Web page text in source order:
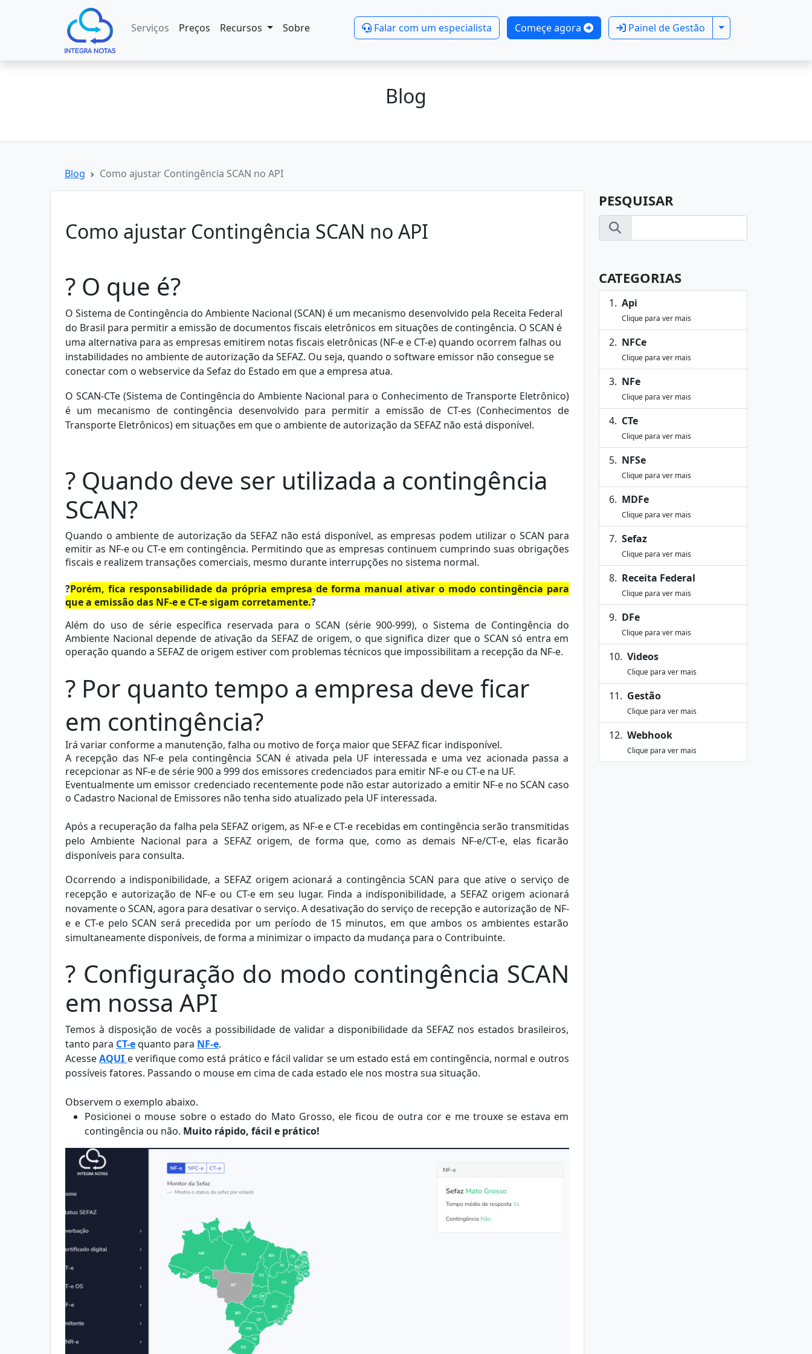
Serviços Preços Recursos Sobre Falar com um especialista Começe agora Painel de Gestão Toggle Dropdown
Blog
Blog Como ajustar Contingência SCAN no API
Como ajustar Contingência SCAN no API
? O que é?
O Sistema de Contingência do Ambiente Nacional (SCAN) é um mecanismo desenvolvido pela Receita Federal
do Brasil para permitir a emissão de documentos fiscais eletrônicos em situações de contingência. O SCAN é
uma alternativa para as empresas emitirem notas fiscais eletrônicas (NF-e e CT-e) quando ocorrem falhas ou
instabilidades no ambiente de autorização da SEFAZ. Ou seja, quando o software emissor não consegue se
conectar com o webserviceda Sefaz do Estado em que a empresa atua.
O SCAN-CTe (Sistema de Contingência do Ambiente Nacional para o Conhecimento de Transporte Eletrônico)
é um mecanismo de contingência desenvolvido para permitir a emissão de CT-es (Conhecimentos de
Transporte Eletrônicos) em situações em que o ambiente de autorização da SEFAZ não está disponível.
? Quando deve ser utilizada a contingência
SCAN?
Quando o ambiente de autorização da SEFAZ não está disponível, as empresas podem utilizar o SCAN para
emitir as NF-e ou CT-e em contingência. Permitindo que as empresas continuem cumprindo suas obrigações
fiscais e realizem transações comerciais, mesmo durante interrupções no sistema normal.
?Porém, fica responsabilidade da própria empresa de forma manual ativar o modo contingência para
que a emissão das NF-e e CT-e sigam corretamente.?
Além do uso de série específica reservada para o SCAN (série 900-999), o Sistema de Contingência do
Ambiente Nacional depende de ativação da SEFAZ de origem, o que significa dizer que o SCAN só entra em
operação quando a SEFAZ de origem estiver com problemas técnicos que impossibilitam a recepção da NF-e.
? Por quanto tempo a empresa deve ficar
em contingência?
Irá variar conforme a manutenção, falha ou motivo de força maior que SEFAZ ficar indisponível.
A recepção das NF-e pela contingência SCAN é ativada pela UF interessada e uma vez acionada passa a
recepcionar as NF-e de série 900 a 999 dos emissores credenciados para emitir NF-e ou CT-e na UF.
Eventualmente um emissor credenciado recentemente pode não estar autorizado a emitir NF-e no SCAN caso
o Cadastro Nacional de Emissores não tenha sido atualizado pela UF interessada.
Após a recuperação da falha pela SEFAZ origem, as NF-e e CT-e recebidas em contingência serão transmitidas
pelo Ambiente Nacional para a SEFAZ origem, de forma que, como as demais NF-e/CT-e, elas ficarão
disponíveis para consulta.
Ocorrendo a indisponibilidade, a SEFAZ origem acionará a contingência SCAN para que ative o serviço de
recepção e autorização de NF-e ou CT-e em seu lugar. Finda a indisponibilidade, a SEFAZ origem acionará
novamente o SCAN, agora para desativar o serviço. A desativação do serviço de recepção e autorização de NF-
e e CT-e pelo SCAN será precedida por um período de 15 minutos, em que ambos os ambientes estarão
simultaneamente disponíveis, de forma a minimizar o impacto da mudança para o Contribuinte.
? Configuração do modo contingência SCAN
em nossa API
Temos à disposição de vocês a possibilidade de validar a disponibilidade da SEFAZ nos estados brasileiros,
tanto para CT-equanto para NF-e.
AcesseAQUI e verifique como está prático e fácil validar se um estado está em contingência, normal e outros
possíveis fatores. Passando o mouse em cima de cada estado ele nos mostra sua situação.
Observem o exemplo abaixo.
Posicionei o mouse sobre o estado do Mato Grosso, ele ficou de outra cor e me trouxe se estava em
contingência ou não. Muito rápido, fácil e prático!
PESQUISAR
CATEGORIAS
Api
Clique para ver mais
NFCe
Clique para ver mais
NFe
Clique para ver mais
CTe
Clique para ver mais
NFSe
Clique para ver mais
MDFe
Clique para ver mais
Sefaz
Clique para ver mais
Receita Federal
Clique para ver mais
DFe
Clique para ver mais
Videos
Clique para ver mais
Gestão
Clique para ver mais
Webhook
Clique para ver mais